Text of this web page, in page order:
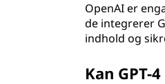
OpenAI er
de integrerer
indhold og
Kan